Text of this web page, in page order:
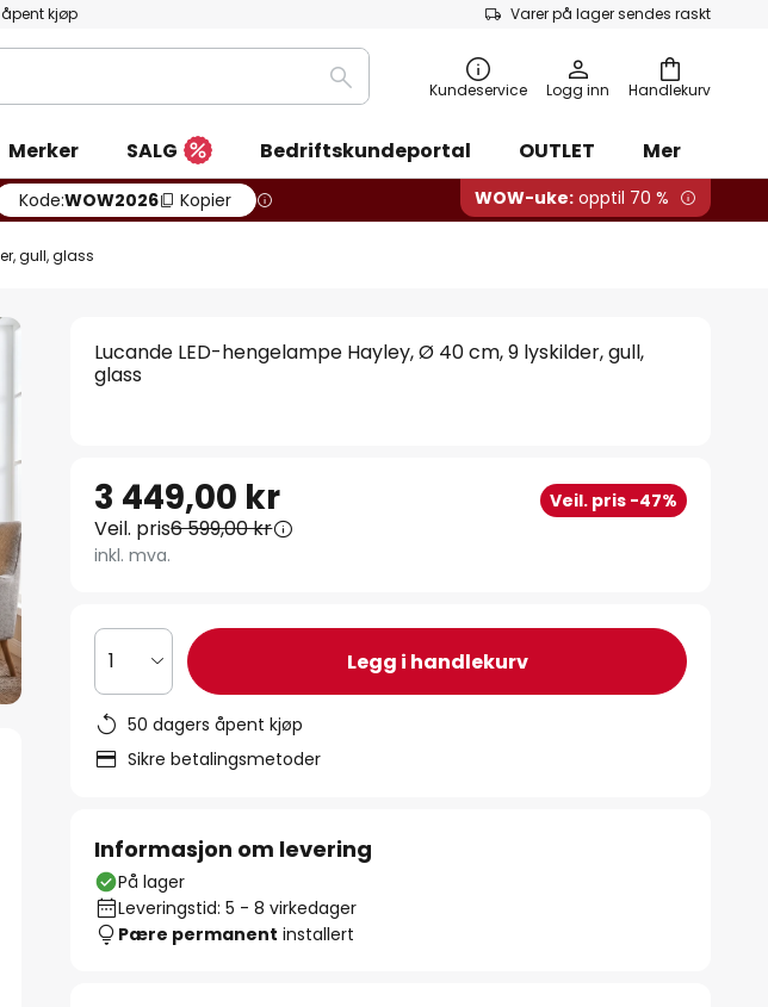
kjøp Varer på lager sendes raskt
Handlekurv
Søk Kundeservice Logg inn
Merker SALG Bedriftskundeportal OUTLET
Mer
Kode:WOW2026 Kopier WOW-uke: opptil 70 %
gull, glass
Lucande LED-hengelampe Hayley, Ø 40 cm, 9 lyskilder, gull,
glass
3 449,00 kr Veil. pris -47%
Veil. pris6 599,00 kr
inkl. mva.
1 Legg i handlekurv
50 dagers åpent kjøp
Sikre betalingsmetoder
Informasjon om levering
På lager
Leveringstid: 5 - 8 virkedager
Pære permanent installert